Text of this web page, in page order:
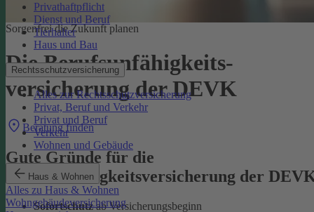
Privathaftpflicht
Dienst und Beruf
Tierhalter
Haus und Bau
Rechtsschutzversicherung
Alles zur Rechtsschutzversicherung
Privat, Beruf und Verkehr
Privat und Beruf
Verkehr
Wohnen und Gebäude
Haus & Wohnen
Alles zu Haus & Wohnen
Wohngebäudeversicherung
Sorgenfrei die Zukunft planen
Die Berufsunfähigkeits­
versicherung der DEVK
Beratung finden
Gute Gründe für die
Berufsunfähigkeitsversicherung der
Sofortschutzab Versicherungsbeginn